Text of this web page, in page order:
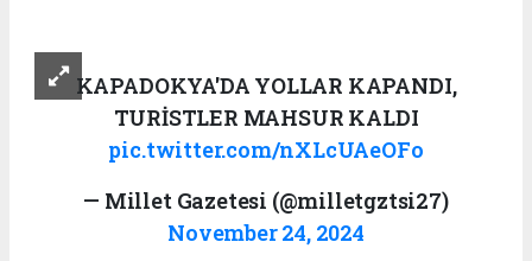
KAPADOKYA'DA YOLLAR KAPANDI,
TURİSTLER MAHSUR KALDI
pic.twitter.com/nXLcUAeOFo
— Millet Gazetesi (@milletgztsi27)
November 24, 2024